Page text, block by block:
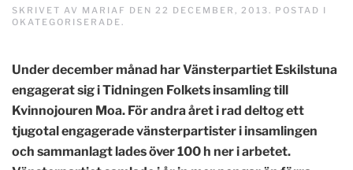
SKRIVET AV MARIAF DEN 22 DECEMBER, 2013. POSTAD I
OKATEGORISERADE.
Under december månad har Vänsterpartiet Eskilstuna
engagerat sig i Tidningen Folkets insamling till
Kvinnojouren Moa. För andra året i rad deltog ett
tjugotal engagerade vänsterpartister i insamlingen
och sammanlagt lades över 100 h ner i arbetet.